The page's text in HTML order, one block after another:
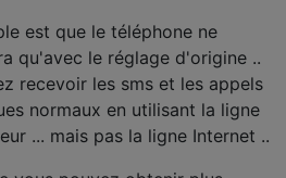
est que le téléphone ne
qu'avec le réglage d'origine ..
recevoir les sms et les appels
normaux en utilisant la ligne
... mais pas la ligne Internet ..